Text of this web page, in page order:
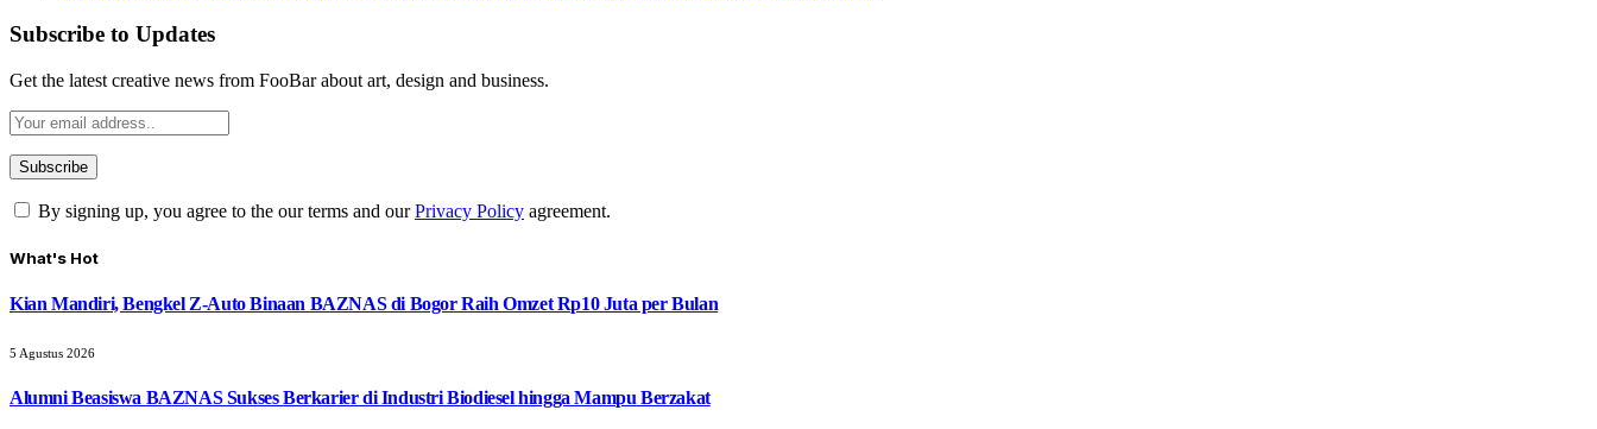
Subscribe to Updates
Get the latest creative news from FooBar about art, design and business.
By signing up, you agree to the our terms and ourPrivacy Policy agreement.
What's Hot
Kian Mandiri, Bengkel Z-Auto Binaan BAZNAS di Bogor Raih Omzet Rp10 Juta per Bulan
5 Agustus 2026
Alumni Beasiswa BAZNAS Sukses Berkarier di Industri Biodiesel hingga Mampu Berzakat